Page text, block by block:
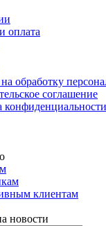
оплата
обработку
соглашение
конфиденциальности
клиентам
новости